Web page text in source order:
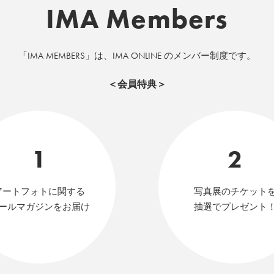
IMA Members
「IMA MEMBERS」は、IMA ONLINE のメンバー制度です。
＜会員特典＞
1
ートフォトに関する
ルマガジンをお届け
2
写真展のチケット
抽選でプレゼント